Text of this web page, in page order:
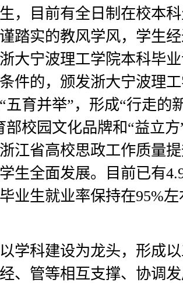
生，目前有全日制在校本
踏实的教风学风，学生
大宁波理工学院本科毕
件的，颁发浙大宁波理
五育并举”，形成“行走的
部校园文化品牌和“益立
江省高校思政工作质量
生全面发展。目前已有
业生就业率保持在95%
学科建设为龙头，形成
、管等相互支撑、协调